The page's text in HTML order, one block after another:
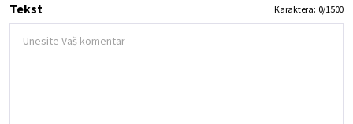
Tekst Karaktera: 0/1500